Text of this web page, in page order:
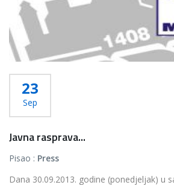
23
Sep
Javna rasprava...
Pisao : Press
Dana 30.09.2013. godine (ponedjeljak) u